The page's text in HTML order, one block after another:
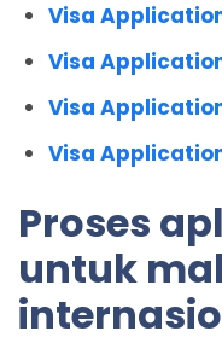
Visa
Visa
Visa
Visa
Proses
untuk